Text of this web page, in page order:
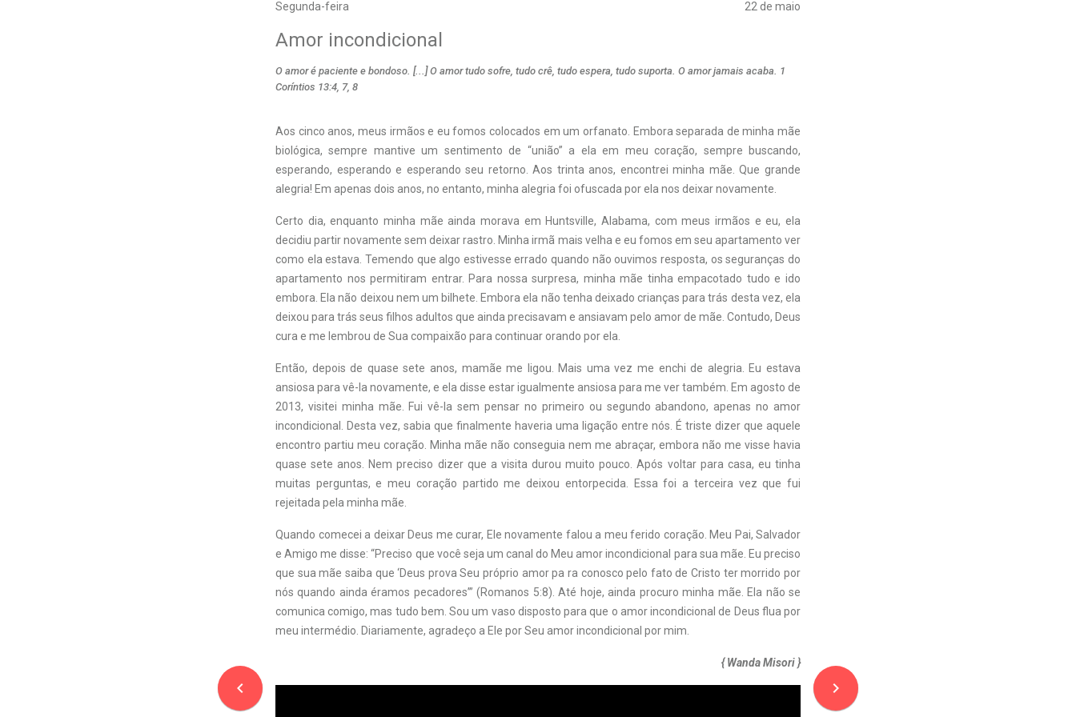
Segunda-feira 22 de maio
navigate_before
Amor incondicional
O amor é paciente e bondoso. [...] O amor tudo sofre, tudo crê, tudo espera, tudo suporta. O amor jamais acaba. 1
Coríntios 13:4, 7, 8
Aos cinco anos, meus irmãos e eu fomos colocados em um orfanato. Embora separada de minha mãe
biológica, sempre mantive um sentimento de “união” a ela em meu coração, sempre buscando,
esperando, esperando e esperando seu retorno. Aos trinta anos, encontrei minha mãe. Que grande
alegria! Em apenas dois anos, no entanto, minha alegria foi ofuscada por ela nos deixar novamente.
Certo dia, enquanto minha mãe ainda morava em Huntsville, Alabama, com meus irmãos e eu, ela
decidiu partir novamente sem deixar rastro. Minha irmã mais velha e eu fomos em seu apartamento ver
como ela estava. Temendo que algo estivesse errado quando não ouvimos resposta, os seguranças do
apartamento nos permitiram entrar. Para nossa surpresa, minha mãe tinha empacotado tudo e ido
embora. Ela não deixou nem um bilhete. Embora ela não tenha deixado crianças para trás desta vez, ela
deixou para trás seus filhos adultos que ainda precisavam e ansiavam pelo amor de mãe. Contudo, Deus
cura e me lembrou de Sua compaixão para continuar orando por ela.
Então, depois de quase sete anos, mamãe me ligou. Mais uma vez me enchi de alegria. Eu estava
ansiosa para vê-la novamente, e ela disse estar igualmente ansiosa para me ver também. Em agosto de
2013, visitei minha mãe. Fui vê-la sem pensar no primeiro ou segundo abandono, apenas no amor
incondicional. Desta vez, sabia que finalmente haveria uma ligação entre nós. É triste dizer que aquele
encontro partiu meu coração. Minha mãe não conseguia nem me abraçar, embora não me visse havia
quase sete anos. Nem preciso dizer que a visita durou muito pouco. Após voltar para casa, eu tinha
muitas perguntas, e meu coração partido me deixou entorpecida. Essa foi a terceira vez que fui
rejeitada pela minha mãe.
Quando comecei a deixar Deus me curar, Ele novamente falou a meu ferido coração. Meu Pai, Salvador
e Amigo me disse: “Preciso que você seja um canal do Meu amor incondicional para sua mãe. Eu preciso
que sua mãe saiba que ‘Deus prova Seu próprio amor pa ra conosco pelo fato de Cristo ter morrido por
nós quando ainda éramos pecadores’” (Romanos 5:8). Até hoje, ainda procuro minha mãe. Ela não se
comunica comigo, mas tudo bem. Sou um vaso disposto para que o amor incondicional de Deus flua por
meu intermédio. Diariamente, agradeço a Ele por Seu amor incondicional por mim.
{ Wanda Misori }
navigate_next